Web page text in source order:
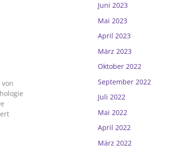
Juni 2023
Mai 2023
April 2023
März 2023
Oktober 2022
September 2022
Juli 2022
Mai 2022
April 2022
März 2022